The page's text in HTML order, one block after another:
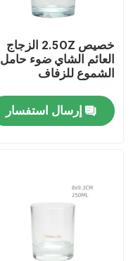
المنزل
حولنا
جولة في المصنع
خصيص 2.5OZ الزجاج
العائم الشاي ضوء حامل
الشموع للزفاف
إرسال استفسار